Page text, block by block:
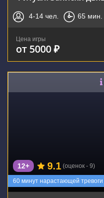
4-14 чел. 65 мин.
Цена игры
от 5000 ₽
60 минут нарастающей тревоги
12+ 9.1 (оценок - 9)